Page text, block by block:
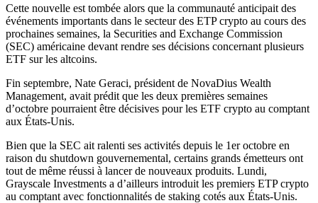
Cette nouvelle est tombée alors que la communauté anticipait des
événements importants dans le secteur des ETP crypto au cours des
prochaines semaines, la Securities and Exchange Commission
(SEC) américaine devant rendre ses décisions concernant plusieurs
ETF sur les altcoins.
Fin septembre, Nate Geraci, président de NovaDius Wealth
Management, avait prédit que les deux premières semaines
d’octobre pourraient être décisives pour les ETF crypto au comptant
aux États-Unis.
Bien que la SEC ait ralenti ses activités depuis le 1er octobre en
raison du shutdown gouvernemental, certains grands émetteurs ont
tout de même réussi à lancer de nouveaux produits. Lundi,
Grayscale Investments a d’ailleurs introduit les premiers ETP crypto
au comptant avec fonctionnalités de staking cotés aux États-Unis.